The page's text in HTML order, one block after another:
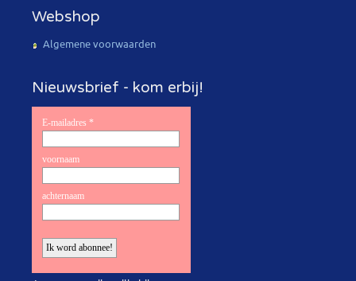
Webshop
Algemene voorwaarden
Nieuwsbrief - kom erbij!